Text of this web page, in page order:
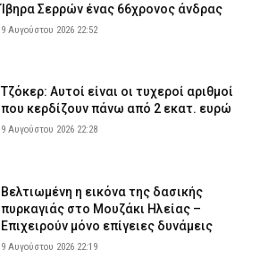
Ίβηρα Σερρών ένας 66χρονος άνδρας
9 Αυγούστου 2026 22:52
Τζόκερ: Αυτοί είναι οι τυχεροί αριθμοί
που κερδίζουν πάνω από 2 εκατ. ευρώ
9 Αυγούστου 2026 22:28
Βελτιωμένη η εικόνα της δασικής
πυρκαγιάς στο Μουζάκι Ηλείας –
Επιχειρούν μόνο επίγειες δυνάμεις
9 Αυγούστου 2026 22:19